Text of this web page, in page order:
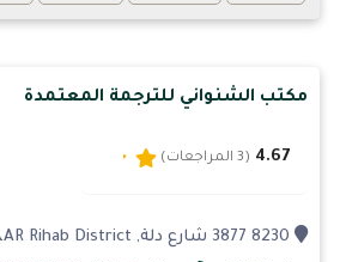
مكتب الشنواني للترجمة المعتمدة
4.67 (3 المراجعات)
8230 3877 شارع دلة, AR Rihab District،